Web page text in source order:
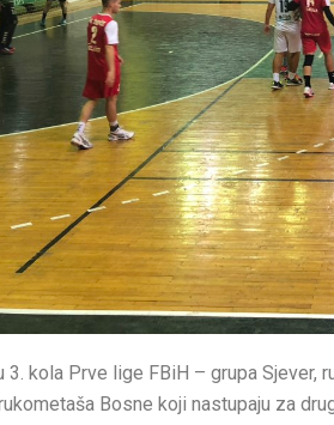
3. kola Prve lige FBiH – grupa
Bosne koji nastupaju za